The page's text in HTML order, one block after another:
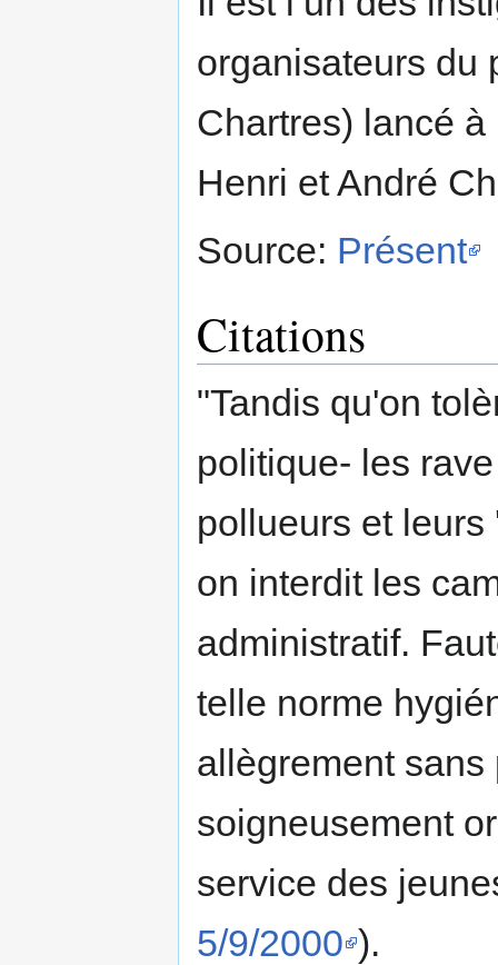
organisateurs du
Chartres) lancé
Henri et André
Source: Présent
Citations
"Tandis qu'on
politique- les
pollueurs et
on interdit les
administratif.
telle norme
allègrement
soigneusement
service des
5/9/2000 ).